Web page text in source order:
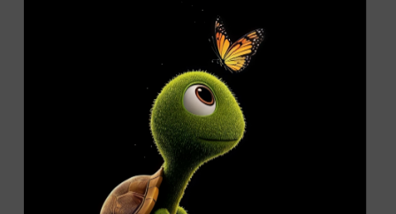
#дружба #ответственность